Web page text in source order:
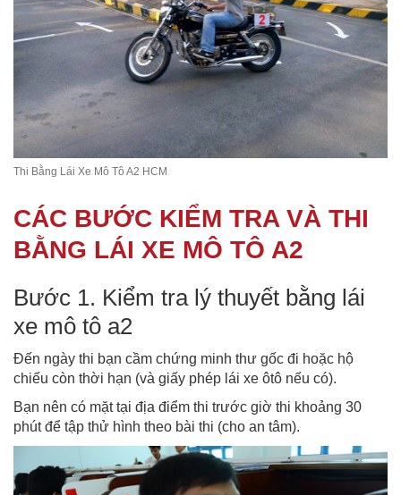
Thi Bằng Lái Xe Mô Tô A2 HCM
CÁC BƯỚC KIỂM TRA VÀ THI
BẰNG LÁI XE MÔ TÔ A2
Bước 1. Kiểm tra lý thuyết bằng lái
xe mô tô a2
Đến ngày thi bạn cầm chứng minh thư gốc đi hoặc hộ
chiếu còn thời hạn (và giấy phép lái xe ôtô nếu có).
Bạn nên có mặt tại địa điểm thi trước giờ thi khoảng 30
phút để tập thử hình theo bài thi (cho an tâm).